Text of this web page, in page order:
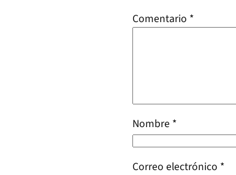
Comentario *
Nombre *
Correo electrónico *